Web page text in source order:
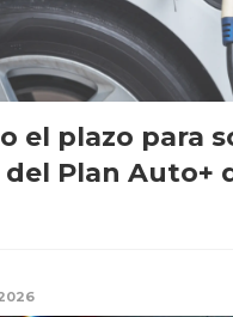
el plazo para
del Plan Auto+